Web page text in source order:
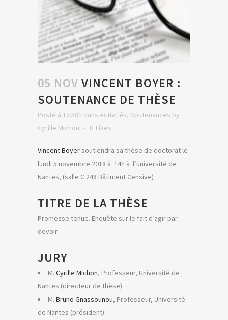
05 NOV VINCENT BOYER :
SOUTENANCE DE THÈSE
Posté à 12:50h dans Activités, Soutenances by
Cyrille Michon
0 Likes
Vincent Boyersoutiendra sa thèse de doctorat le
lundi 5 novembre 2018 à 14h à l’université de
Nantes, (salle C 248 Bâtiment Censive)
TITRE DE LA THÈSE
Promesse tenue. Enquête sur le fait d’agir par
devoir
JURY
M. Cyrille Michon, Professeur, Université de
Nantes (directeur de thèse)
M. Bruno Gnassounou, Professeur, Université
de Nantes (président)